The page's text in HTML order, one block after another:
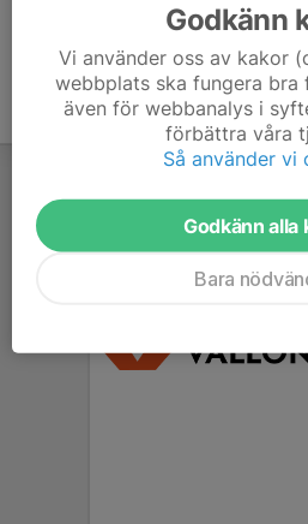
Godkänn
Vi använder oss av kakor
webbplats ska fungera bra
även för webbanalys i
förbättra våra
Så använder vi
Godkänn alla
Bara